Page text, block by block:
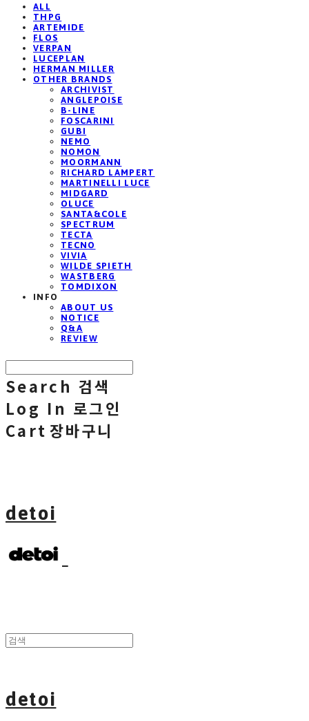
ALL
THPG
ARTEMIDE
FLOS
VERPAN
LUCEPLAN
HERMAN MILLER
OTHER BRANDS
ARCHIVIST
ANGLEPOISE
B-LINE
FOSCARINI
GUBI
NEMO
NOMON
MOORMANN
RICHARD LAMPERT
MARTINELLI LUCE
MIDGARD
OLUCE
SANTA&COLE
SPECTRUM
TECTA
TECNO
VIVIA
WILDE SPIETH
WASTBERG
TOMDIXON
INFO
ABOUT US
NOTICE
Q&A
REVIEW
Search 검색
Log In 로그인
Cart 장바구니
detoi
detoi